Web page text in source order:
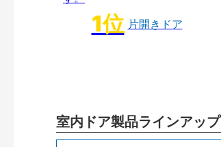
片開きドア
室内ドア製品ラインアップ